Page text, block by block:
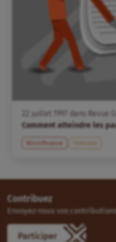
juillet 1997 dans
Revue
Comment atteindre les
Microfinance Vietnam
Contribuez
Envoyez-nous vos
Participer